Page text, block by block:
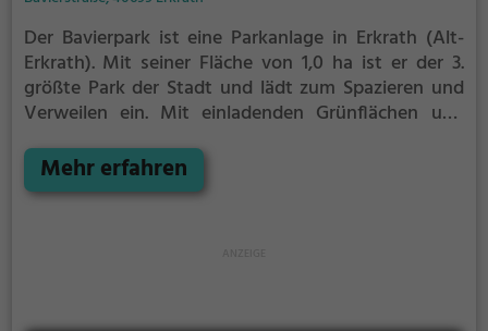
Der Bavierpark ist eine Parkanlage in Erkrath (Alt-
Erkrath). Mit seiner Fläche von 1,0 ha ist er der 3.
größte Park der Stadt und lädt zum Spazieren und
Verweilen ein. Mit einladenden Grünflächen und
Möglichkeiten zur Entspannung.
Mehr erfahren